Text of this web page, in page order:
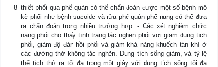
thiết phổi qua phế quản có thể chẩn đoán được một số bệnh mô
kẽ phổi như­ bệnh sacoide và rửa phế quản phế nang có thể đưa
ra chẩn đoán trong nhiều trường hợp. - Các xét nghiệm chức
năng phổi cho thấy tình trạng tắc nghẽn phổi với giảm dung tích
phổi, giảm độ đàn hồi phổi và giảm khả năng khuếch tán khí ở
các đường thở không tắc nghẽn. Dung tích sống giảm, và tỷ lệ
thể tích thở ra tối đa trong một giây với dung tích sống tối đa